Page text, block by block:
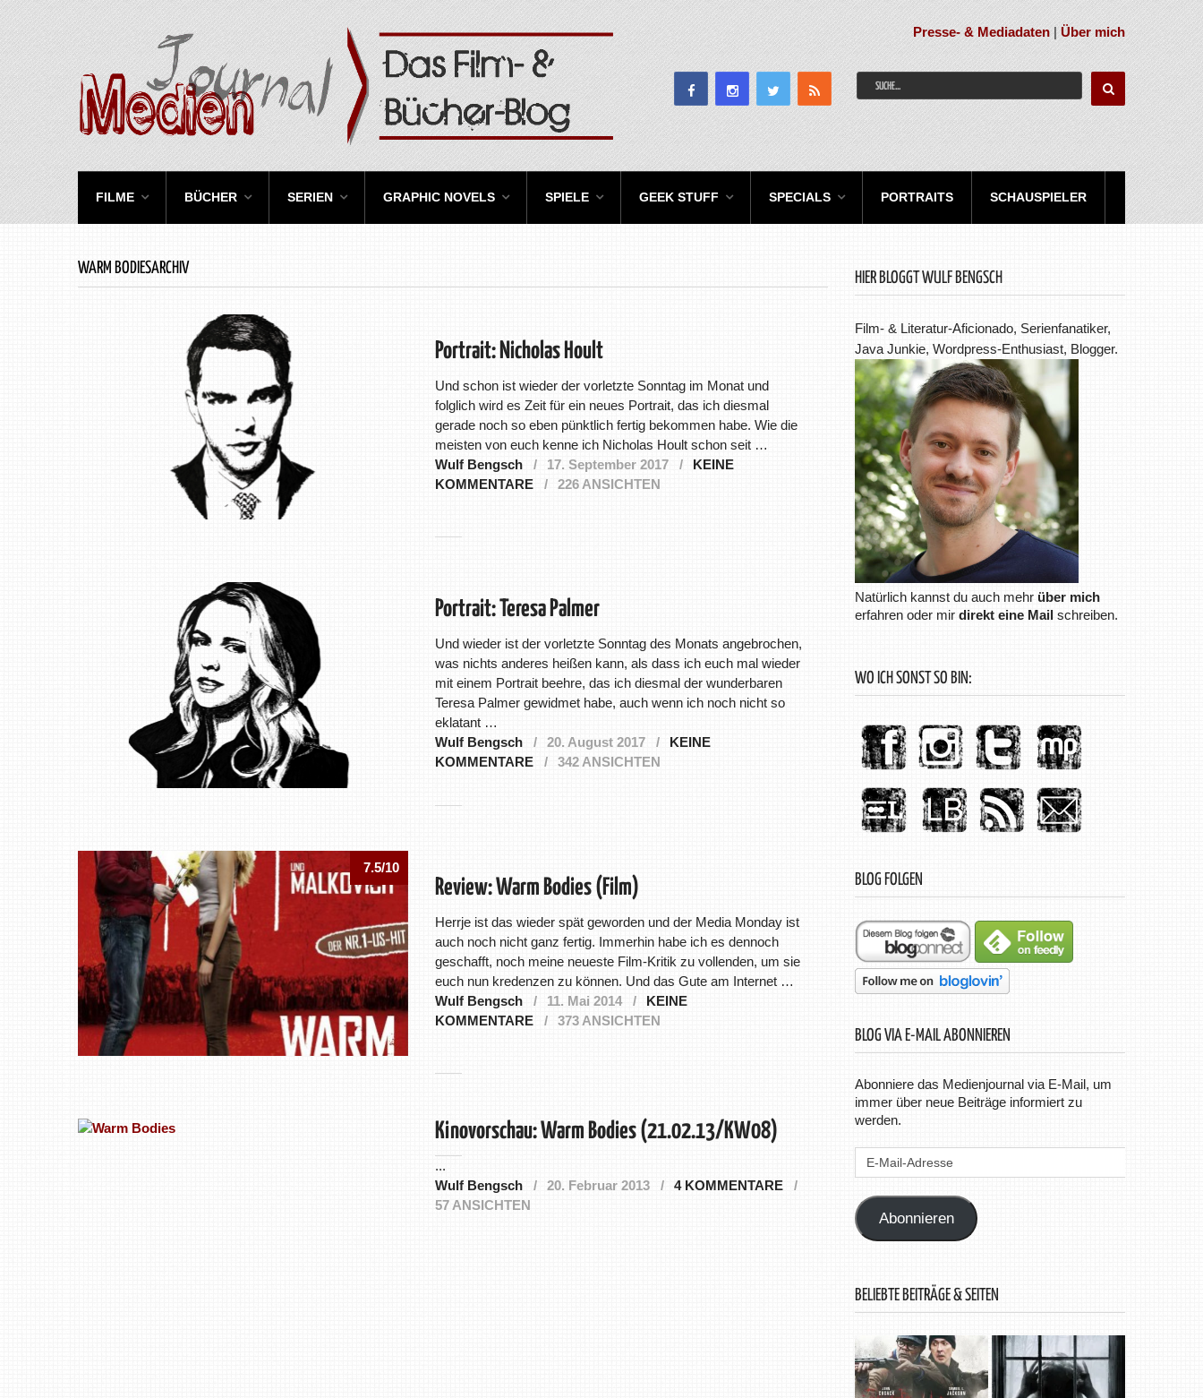
Presse- & Mediadaten |Über mich
FILME BÜCHER SERIEN GRAPHIC NOVELS SPIELE GEEK STUFF SPECIALS PORTRAITS SCHAUSPIELER
WARM BODIESARCHIV
Portrait: Nicholas Hoult
Und schon ist wieder der vorletzte Sonntag im Monat und
folglich wird es Zeit für ein neues Portrait, das ich diesmal
gerade noch so eben pünktlich fertig bekommen habe. Wie die
meisten von euch kenne ich Nicholas Hoult schon seit …
Wulf Bengsch
17. September 2017
KEINE
KOMMENTARE
226 ANSICHTEN
Portrait: Teresa Palmer
Und wieder ist der vorletzte Sonntag des Monats angebrochen,
was nichts anderes heißen kann, als dass ich euch mal wieder
mit einem Portrait beehre, das ich diesmal der wunderbaren
Teresa Palmer gewidmet habe, auch wenn ich noch nicht so
eklatant …
Wulf Bengsch
20. August 2017
KEINE
KOMMENTARE
342 ANSICHTEN
7.5/10
Review: Warm Bodies (Film)
Herrje ist das wieder spät geworden und der Media Monday ist
auch noch nicht ganz fertig. Immerhin habe ich es dennoch
geschafft, noch meine neueste Film-Kritik zu vollenden, um sie
euch nun kredenzen zu können. Und das Gute am Internet …
Wulf Bengsch
11. Mai 2014
KEINE
KOMMENTARE
373 ANSICHTEN
Kinovorschau: Warm Bodies (21.02.13/KW08)
...
Wulf Bengsch
20. Februar 2013
4 KOMMENTARE
57 ANSICHTEN
HIER BLOGGT WULF BENGSCH
Film- & Literatur-Aficionado, Serienfanatiker,
Java Junkie, Wordpress-Enthusiast, Blogger.
Natürlich kannst du auch mehr über mich
erfahren oder mirdirekt eine Mail schreiben.
WO ICH SONST SO BIN:
BLOG FOLGEN
BLOG VIA E-MAIL ABONNIEREN
Abonniere das Medienjournal via E-Mail, um
immer über neue Beiträge informiert zu
werden.
E-
Abonnieren
BELIEBTE BEITRÄGE & SEITEN